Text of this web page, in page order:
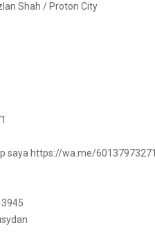
Shah / Proton City
saya https://wa.me/60137973271